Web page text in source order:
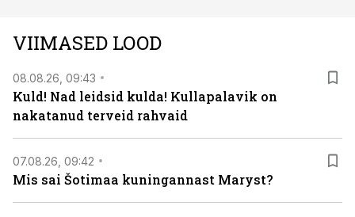
VIIMASED LOOD
08.08.26, 09:43
Kuld! Nad leidsid kulda! Kullapalavik on
nakatanud terveid rahvaid
07.08.26, 09:42
Mis sai Šotimaa kuningannast Maryst?